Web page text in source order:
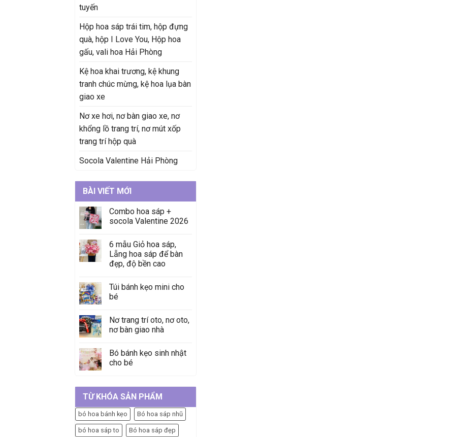
tuyến
Hộp hoa sáp trái tim, hộp đựng
quà, hộp I Love You, Hộp hoa
gấu, vali hoa Hải Phòng
Kệ hoa khai trương, kệ khung
tranh chúc mừng, kệ hoa lụa bàn
giao xe
Nơ xe hơi, nơ bàn giao xe, nơ
khổng lồ trang trí, nơ mút xốp
trang trí hộp quà
Socola Valentine Hải Phòng
BÀI VIẾT MỚI
Combo hoa sáp +
socola Valentine 2026
6 mẫu Giỏ hoa sáp,
Lẵng hoa sáp để bàn
đẹp, độ bền cao
Túi bánh kẹo mini cho
bé
Nơ trang trí oto, nơ oto,
nơ bàn giao nhà
Bó bánh kẹo sinh nhật
cho bé
TỪ KHÓA SẢN PHẨM
bó hoa bánh kẹo Bó hoa sáp nhũ
bó hoa sáp to Bó hoa sáp đẹp